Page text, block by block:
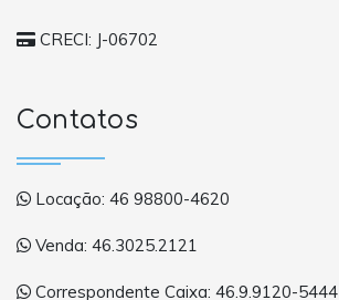
CRECI: J-06702
Contatos
Locação: 46 98800-4620
Venda: 46.3025.2121
Correspondente Caixa: 46.9.9120-5444